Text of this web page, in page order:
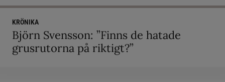
KRÖNIKA
Björn Svensson: ”Finns de hatade
grusrutorna på riktigt?”